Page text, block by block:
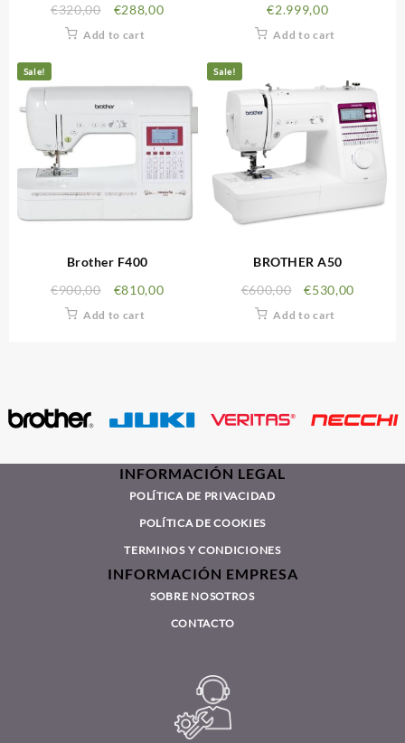
€320,00 €288,00
Add to cart
€2.999,00
Add to cart
Sale!
Brother F400
€900,00 €810,00
Add to cart
Sale!
BROTHER A50
€600,00 €530,00
Add to cart
INFORMACIÓN LEGAL
POLÍTICA DE PRIVACIDAD
POLÍTICA DE COOKIES
TERMINOS Y CONDICIONES
INFORMACIÓN EMPRESA
SOBRE NOSOTROS
CONTACTO